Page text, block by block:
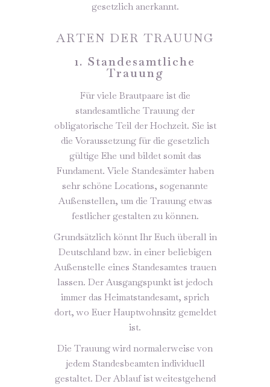
gesetzlich anerkannt.
ARTEN DER TRAUUNG
1. Standesamtliche
Trauung
Für viele Brautpaare ist die
standesamtliche Trauung der
obligatorische Teil der Hochzeit. Sie ist
die Voraussetzung für die gesetzlich
gültige Ehe und bildet somit das
Fundament. Viele Standesämter haben
sehr schöne Locations, sogenannte
Außenstellen, um die Trauung etwas
festlicher gestalten zu können.
Grundsätzlich könnt Ihr Euch überall in
Deutschland bzw. in einer beliebigen
Außenstelle eines Standesamtes trauen
lassen. Der Ausgangspunkt ist jedoch
immer das Heimatstandesamt, sprich
dort, wo Euer Hauptwohnsitz gemeldet
ist.
Die Trauung wird normalerweise von
jedem Standesbeamten individuell
gestaltet. Der Ablauf ist weitestgehend